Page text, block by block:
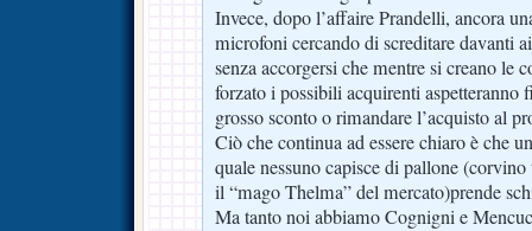
Invece, dopo l’affaire Prandelli, ancora
microfoni cercando di screditare davanti
senza accorgersi che mentre si creano le
forzato i possibili acquirenti aspetteranno
grosso sconto o rimandare l’acquisto al
Ciò che continua ad essere chiaro è che
quale nessuno capisce di pallone
il “mago Thelma” del mercato)prende
Ma tanto noi abbiamo Cognigni e